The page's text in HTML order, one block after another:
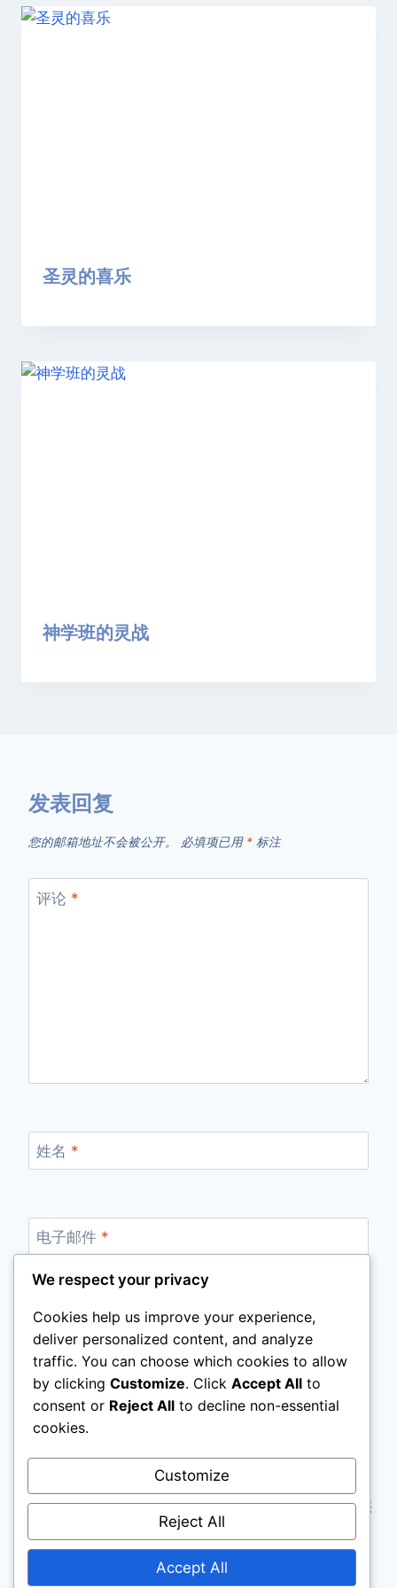
圣灵的喜乐
神学班的灵战
发表回复
您的邮箱地址不会被公开。 必填项已用 * 标注
评论 *
姓名 *
电子邮件 *
网站
网站声明：本站资料所有内容取自本教会网及资料
库。本会将不承担因使用本站内容之任何损失，只供
非回教徒使用。
版权 © 2025 年 晨星 | 沙巴真耶稣教会 | 沙巴总会
We respect your privacy
Cookies help us improve your experience,
deliver personalized content, and analyze
traffic. You can choose which cookies to allow
by clicking Customize. Click Accept All to
consent or Reject All to decline non-essential
cookies.
Customize
Reject All
Accept All